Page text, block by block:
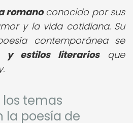
romanoconocido por sus
y la vida cotidiana. Su
contemporánea se
y estilos literariosque
los temas
la poesía de